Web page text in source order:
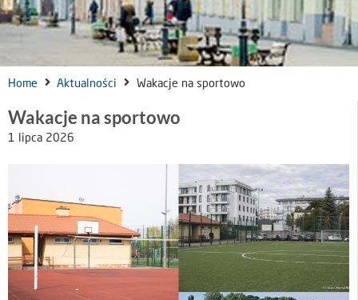
Home Aktualności Wakacje na sportowo
Wakacje na sportowo
1 lipca 2026